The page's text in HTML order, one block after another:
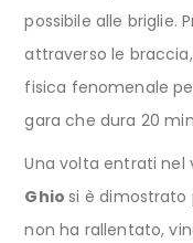
possibile alle briglie.
attraverso le
fisica fenomenale
gara che dura 20
Una volta entrati nel
Ghiosi è dimostrato
non ha rallentato,